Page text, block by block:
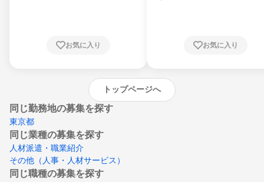
崎県、熊本県、大分県、宮崎県、鹿児島県、
お気に入り お気に入り
トップページへ
同じ勤務地の募集を探す
東京都
同じ業種の募集を探す
人材派遣・職業紹介
その他（人事・人材サービス）
同じ職種の募集を探す